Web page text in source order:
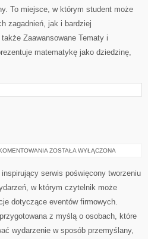
To miejsce, w którym student może
zagadnień, jak i bardziej
Zaawansowane Tematy i
matematykę jako dziedzinę,
DEKORACJE
ZOSTAŁA WYŁĄCZONA
serwis poświęcony tworzeniu
w którym czytelnik może
dotyczące eventów firmowych.
z myślą o osobach, które
wydarzenie w sposób przemyślany,